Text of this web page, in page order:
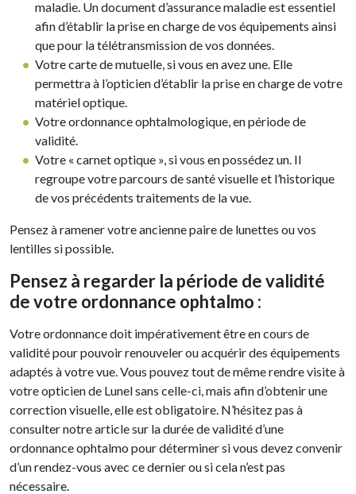
maladie. Un document d’assurance maladie est essentiel
afin d’établir la prise en charge de vos équipements ainsi
que pour la télétransmission de vos données.
Votre carte de mutuelle, si vous en avez une. Elle
permettra à l’opticien d’établir la prise en charge de votre
matériel optique.
Votre ordonnance ophtalmologique, en période de
validité.
Votre « carnet optique », si vous en possédez un. Il
regroupe votre parcours de santé visuelle et l’historique
de vos précédents traitements de la vue.
Pensez à ramener votre ancienne paire de lunettes ou vos
lentilles si possible.
Pensez à regarder la période de validité
de votre ordonnance ophtalmo :
Votre ordonnance doit impérativement être en cours de
validité pour pouvoir renouveler ou acquérir des équipements
adaptés à votre vue. Vous pouvez tout de même rendre visite à
votre opticien de Lunel sans celle-ci, mais afin d’obtenir une
correction visuelle, elle est obligatoire. N’hésitez pas à
consulter notre article sur la durée de validité d’une
ordonnance ophtalmo pour déterminer si vous devez convenir
d’un rendez-vous avec ce dernier ou si cela n’est pas
nécessaire.